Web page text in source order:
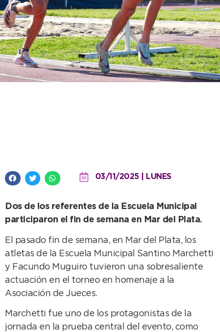
03/11/2025 | LUNES
Dos de los referentes de la Escuela Municipal
participaron el fin de semana en Mar del Plata.
El pasado fin de semana, en Mar del Plata, los
atletas de la Escuela Municipal Santino Marchetti
y Facundo Muguiro tuvieron una sobresaliente
actuación en el torneo en homenaje a la
Asociación de Jueces.
Marchetti fue uno de los protagonistas de la
jornada en la prueba central del evento, como